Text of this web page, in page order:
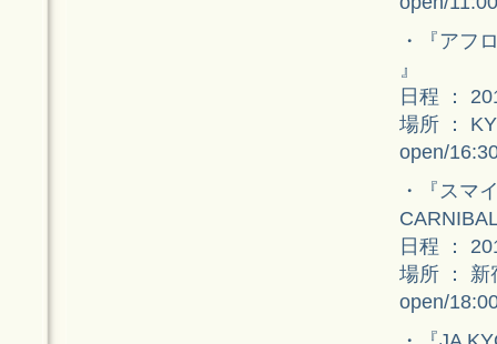
・『アフ
』
日程 ：
場所 ：
open/
・『スマ
日程 ：
場所 ： 新
open/